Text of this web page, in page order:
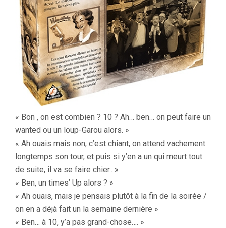
« Bon , on est combien ? 10 ? Ah… ben… on peut faire un
wanted ou un loup-Garou alors. »
« Ah ouais mais non, c’est chiant, on attend vachement
longtemps son tour, et puis si y’en a un qui meurt tout
de suite, il va se faire chier.. »
« Ben, un times’ Up alors ? »
« Ah ouais, mais je pensais plutôt à la fin de la soirée /
on en a déjà fait un la semaine dernière »
« Ben… à 10, y’a pas grand-chose…. »